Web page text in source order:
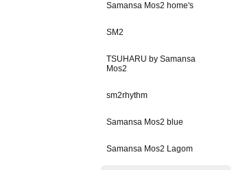
Samansa Mos2 home's
SM2
TSUHARU by Samansa
Mos2
sm2rhythm
Samansa Mos2 blue
Samansa Mos2 Lagom